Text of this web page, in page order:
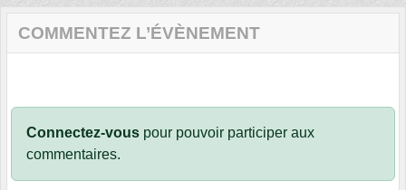
COMMENTEZ L’ÉVÈNEMENT
Connectez-vous pour pouvoir participer aux
commentaires.